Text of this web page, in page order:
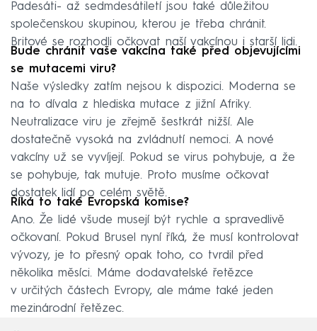
Padesáti- až sedmdesátiletí jsou také důležitou
společenskou skupinou, kterou je třeba chránit.
Britové se rozhodli očkovat naší vakcínou i starší lidi.
Bude chránit vaše vakcína také před objevujícími
se mutacemi viru?
Naše výsledky zatím nejsou k dispozici. Moderna se
na to dívala z hlediska mutace z jižní Afriky.
Neutralizace viru je zřejmě šestkrát nižší. Ale
dostatečně vysoká na zvládnutí nemoci. A nové
vakcíny už se vyvíjejí. Pokud se virus pohybuje, a že
se pohybuje, tak mutuje. Proto musíme očkovat
dostatek lidí po celém světě.
Říká to také Evropská komise?
Ano. Že lidé všude musejí být rychle a spravedlivě
očkovaní. Pokud Brusel nyní říká, že musí kontrolovat
vývozy, je to přesný opak toho, co tvrdil před
několika měsíci. Máme dodavatelské řetězce
v určitých částech Evropy, ale máme také jeden
mezinárodní řetězec.